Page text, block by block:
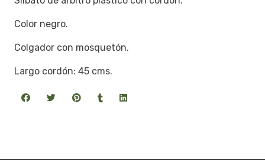
Color negro.
Colgador con mosquetón.
Largo cordón: 45 cms.